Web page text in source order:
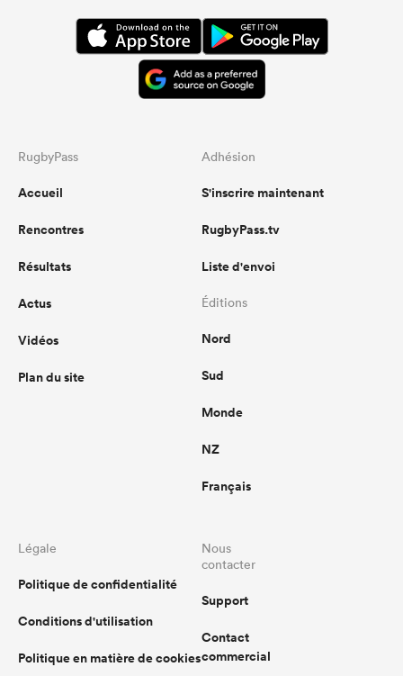
RugbyPass
Accueil
Rencontres
Résultats
Actus
Vidéos
Plan du site
Adhésion
S'inscrire maintenant
RugbyPass.tv
Liste d'envoi
Éditions
Nord
Sud
Monde
NZ
Français
Légale
Politique de confidentialité
Conditions d'utilisation
Politique en matière de cookies
Nous
contacter
Support
Contact
commercial